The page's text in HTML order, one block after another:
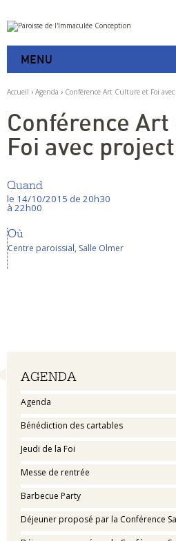
Aller
au
contenu.
à
navigation
Outils
personnels
MENU
Accueil › Agenda › Conférence Art Culture et Foi
Navigation
AGENDA
Agenda
Bénédiction des cartables
Jeudi de la Foi
Messe de rentrée
Barbecue Party
Déjeuner proposé par la Conférence
Conférence
Foi avec
Quand
le 14/10/2015 de 20h30
à 22h00
Où
Centre paroissial, Salle Olmer